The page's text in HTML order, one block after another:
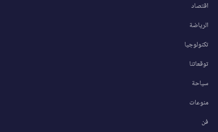
اقتصاد
الرياضة
تكنولوجيا
توقعاتنا
سياحة
منوعات
فن